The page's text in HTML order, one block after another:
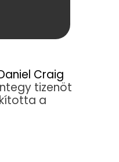
Craig
tizenöt
a